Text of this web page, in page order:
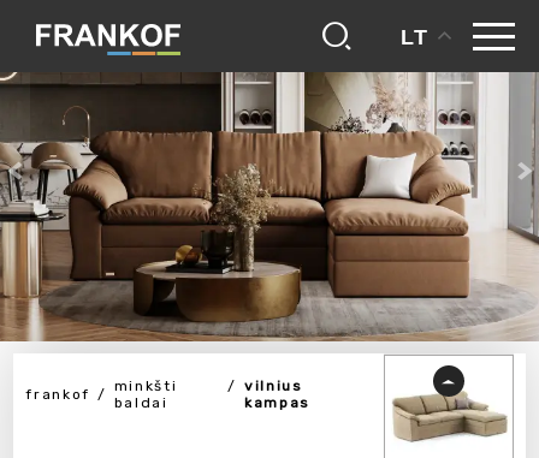
LT
frankof
minkšti
baldai
vilnius
kampas